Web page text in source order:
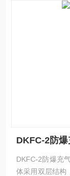
DKFC-2防
DKFC-2防爆充
体采用双层结构